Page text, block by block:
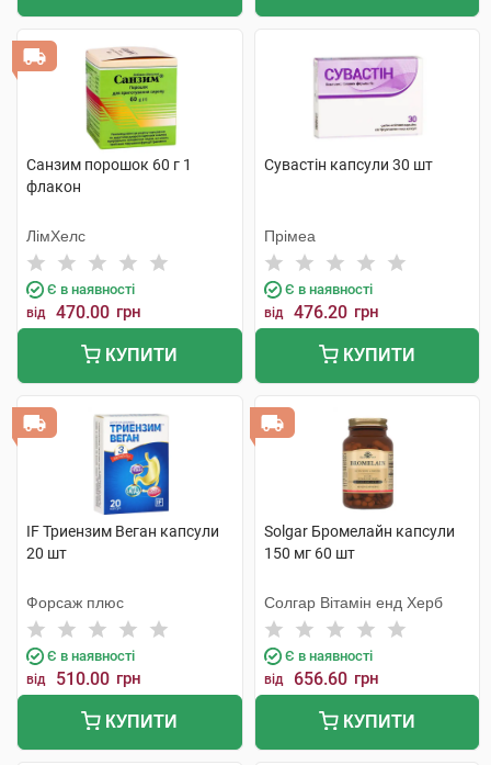
Санзим порошок 60 г 1
флакон
ЛімХелс
Є в наявності
від 470.00 грн
КУПИТИ
Сувастін капсули 30 шт
Прімеа
Є в наявності
від 476.20 грн
КУПИТИ
IF Триензим Веган капсули
20 шт
Форсаж плюс
Є в наявності
від 510.00 грн
КУПИТИ
Solgar Бромелайн капсули
150 мг 60 шт
Солгар Вітамін енд Херб
Є в наявності
від 656.60 грн
КУПИТИ